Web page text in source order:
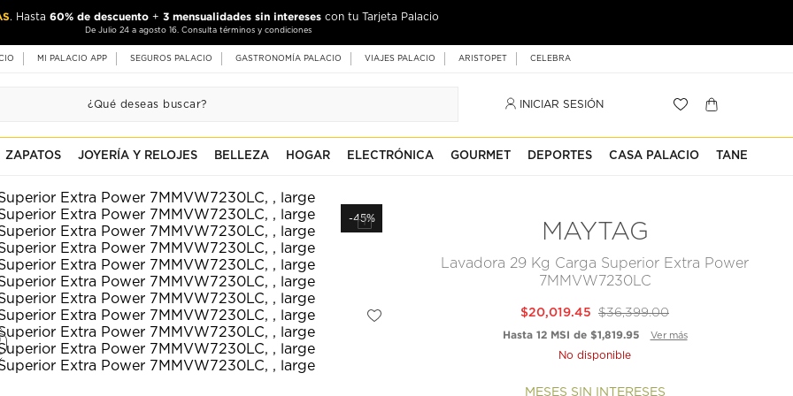
. Hasta 60% de descuento + 3 mensualidades sin intereses con tu Tarjeta Palacio
De Julio 24 a agosto 16. Consulta términos y condiciones
MI PALACIO APP SEGUROS PALACIO GASTRONOMÍA PALACIO VIAJES PALACIO ARISTOPET CELEBRA
INICIAR SESIÓN
ZAPATOS JOYERÍA Y RELOJES BELLEZA HOGAR ELECTRÓNICA GOURMET DEPORTES CASA PALACIO TANE
-45%
MAYTAG
Lavadora 29 Kg Carga Superior Extra Power
7MMVW7230LC
$36,399.00
$20,019.45
Hasta 12 MSI de $1,819.95 Ver más
No disponible
MESES SIN INTERESES